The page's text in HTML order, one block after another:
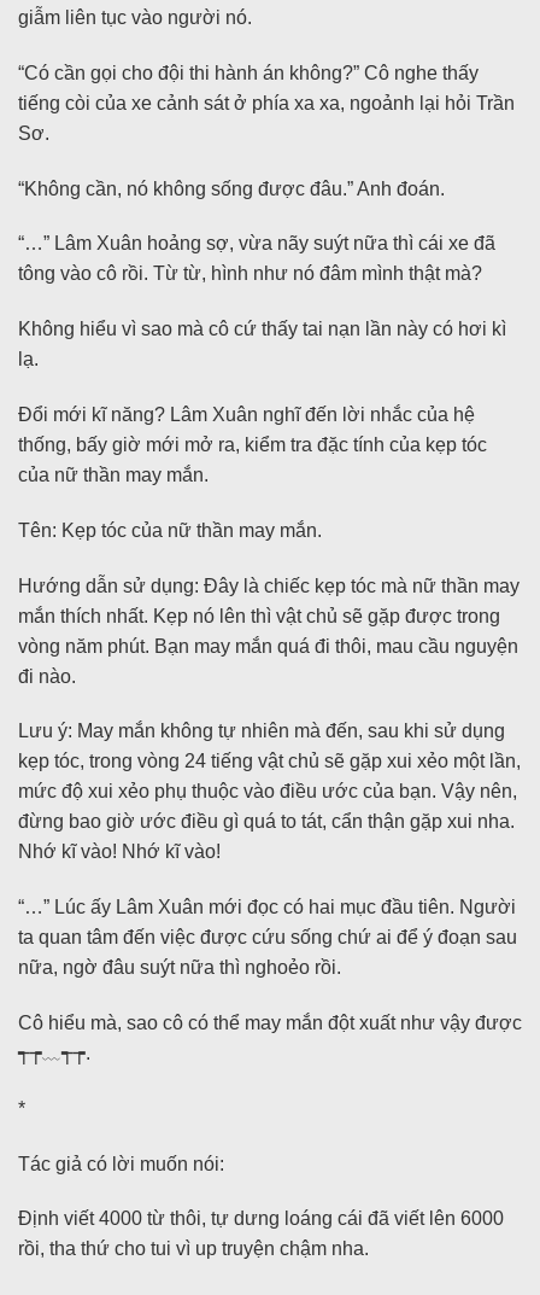
giẫm liên tục vào người nó.
“Có cần gọi cho đội thi hành án không?” Cô nghe thấy
tiếng còi của xe cảnh sát ở phía xa xa, ngoảnh lại hỏi Trần
Sơ.
“Không cần, nó không sống được đâu.” Anh đoán.
“…” Lâm Xuân hoảng sợ, vừa nãy suýt nữa thì cái xe đã
tông vào cô rồi. Từ từ, hình như nó đâm mình thật mà?
Không hiểu vì sao mà cô cứ thấy tai nạn lần này có hơi kì
lạ.
Đổi mới kĩ năng? Lâm Xuân nghĩ đến lời nhắc của hệ
thống, bấy giờ mới mở ra, kiểm tra đặc tính của kẹp tóc
của nữ thần may mắn.
Tên: Kẹp tóc của nữ thần may mắn.
Hướng dẫn sử dụng: Đây là chiếc kẹp tóc mà nữ thần may
mắn thích nhất. Kẹp nó lên thì vật chủ sẽ gặp được trong
vòng năm phút. Bạn may mắn quá đi thôi, mau cầu nguyện
đi nào.
Lưu ý: May mắn không tự nhiên mà đến, sau khi sử dụng
kẹp tóc, trong vòng 24 tiếng vật chủ sẽ gặp xui xẻo một lần,
mức độ xui xẻo phụ thuộc vào điều ước của bạn. Vậy nên,
đừng bao giờ ước điều gì quá to tát, cẩn thận gặp xui nha.
Nhớ kĩ vào! Nhớ kĩ vào!
“…” Lúc ấy Lâm Xuân mới đọc có hai mục đầu tiên. Người
ta quan tâm đến việc được cứu sống chứ ai để ý đoạn sau
nữa, ngờ đâu suýt nữa thì nghoẻo rồi.
Cô hiểu mà, sao cô có thể may mắn đột xuất như vậy được
┭┮﹏┭┮.
*
Tác giả có lời muốn nói:
Định viết 4000 từ thôi, tự dưng loáng cái đã viết lên 6000
rồi, tha thứ cho tui vì up truyện chậm nha.